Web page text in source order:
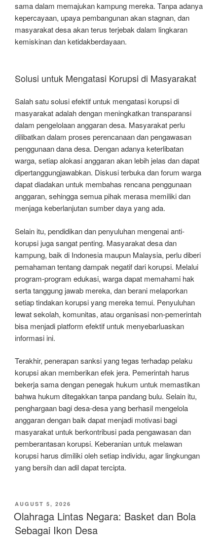
sama dalam memajukan kampung mereka. Tanpa adanya
kepercayaan, upaya pembangunan akan stagnan, dan
masyarakat desa akan terus terjebak dalam lingkaran
kemiskinan dan ketidakberdayaan.
Solusi untuk Mengatasi Korupsi di Masyarakat
Salah satu solusi efektif untuk mengatasi korupsi di
masyarakat adalah dengan meningkatkan transparansi
dalam pengelolaan anggaran desa. Masyarakat perlu
dilibatkan dalam proses perencanaan dan pengawasan
penggunaan dana desa. Dengan adanya keterlibatan
warga, setiap alokasi anggaran akan lebih jelas dan dapat
dipertanggungjawabkan. Diskusi terbuka dan forum warga
dapat diadakan untuk membahas rencana penggunaan
anggaran, sehingga semua pihak merasa memiliki dan
menjaga keberlanjutan sumber daya yang ada.
Selain itu, pendidikan dan penyuluhan mengenai anti-
korupsi juga sangat penting. Masyarakat desa dan
kampung, baik di Indonesia maupun Malaysia, perlu diberi
pemahaman tentang dampak negatif dari korupsi. Melalui
program-program edukasi, warga dapat memahami hak
serta tanggung jawab mereka, dan berani melaporkan
setiap tindakan korupsi yang mereka temui. Penyuluhan
lewat sekolah, komunitas, atau organisasi non-pemerintah
bisa menjadi platform efektif untuk menyebarluaskan
informasi ini.
Terakhir, penerapan sanksi yang tegas terhadap pelaku
korupsi akan memberikan efek jera. Pemerintah harus
bekerja sama dengan penegak hukum untuk memastikan
bahwa hukum ditegakkan tanpa pandang bulu. Selain itu,
penghargaan bagi desa-desa yang berhasil mengelola
anggaran dengan baik dapat menjadi motivasi bagi
masyarakat untuk berkontribusi pada pengawasan dan
pemberantasan korupsi. Keberanian untuk melawan
korupsi harus dimiliki oleh setiap individu, agar lingkungan
yang bersih dan adil dapat tercipta.
POSTED
ON
AUGUST 5, 2026
Olahraga Lintas Negara: Basket dan Bola
Sebagai Ikon Desa